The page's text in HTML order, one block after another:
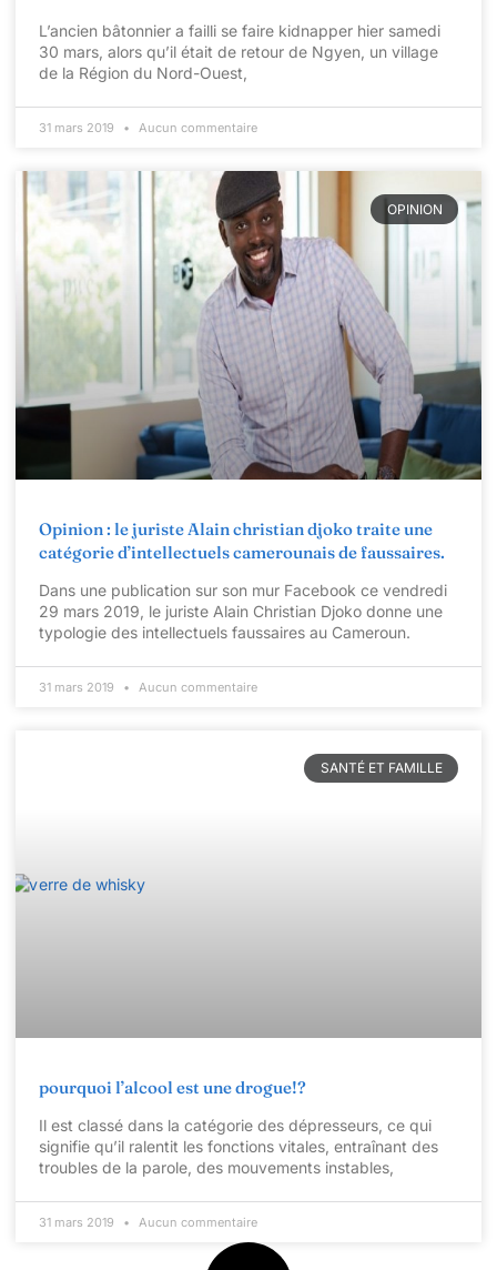
L’ancien bâtonnier a failli se faire kidnapper hier samedi
30 mars, alors qu’il était de retour de Ngyen, un village
de la Région du Nord-Ouest,
31 mars 2019 Aucun commentaire
OPINION
Opinion : le juriste Alain christian djoko traite une
catégorie d’intellectuels camerounais de faussaires.
Dans une publication sur son mur Facebook ce vendredi
29 mars 2019, le juriste Alain Christian Djoko donne une
typologie des intellectuels faussaires au Cameroun.
31 mars 2019 Aucun commentaire
SANTÉ ET FAMILLE
pourquoi l’alcool est une drogue!?
Il est classé dans la catégorie des dépresseurs, ce qui
signifie qu’il ralentit les fonctions vitales, entraînant des
troubles de la parole, des mouvements instables,
31 mars 2019 Aucun commentaire